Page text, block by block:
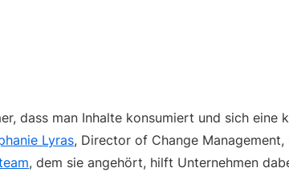
dass man Inhalte konsumiert und sich eine
Lyras, Director of Change
, dem sie angehört, hilft Unternehmen